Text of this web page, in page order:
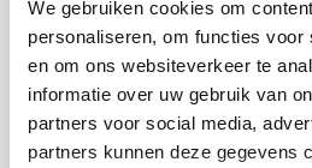
We gebruiken cookies om
personaliseren, om functies voor
en om ons websiteverkeer te
informatie over uw gebruik van
partners voor social media,
partners kunnen deze gegevens
18 september
Tijd:
11:00 - 16:00